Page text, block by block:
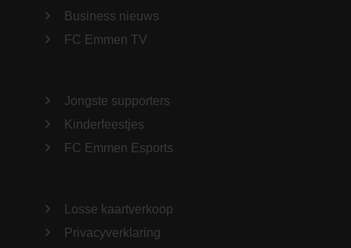
Business nieuws
FC Emmen TV
Jongste supporters
Kinderfeestjes
FC Emmen Esports
Losse kaartverkoop
Privacyverklaring